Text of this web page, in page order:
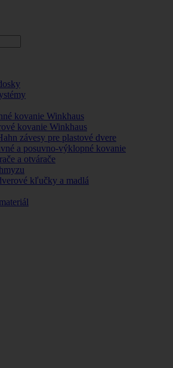
kovanie Winkhaus
kovanie Winkhaus
závesy pre plastové dvere
a posuvno-výklopné kovanie
a otvárače
kľučky a madlá